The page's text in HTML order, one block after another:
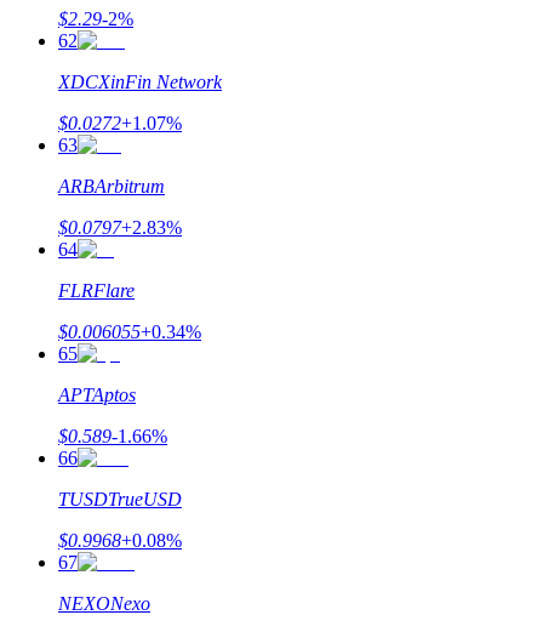
$2.29-2%
62
XDCXinFin Network
$0.0272+1.07%
63
ARBArbitrum
$0.0797+2.83%
64
FLRFlare
$0.006055+0.34%
65
APTAptos
$0.589-1.66%
66
TUSDTrueUSD
$0.9968+0.08%
67
NEXONexo